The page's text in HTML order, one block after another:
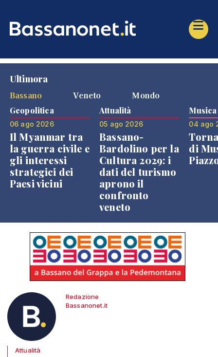
Ultimora
Bassano
Veneto Mondo
Geopolitica
06 ago 2026
Il Myanmar tra
la guerra civile e
gli interessi
strategici dei
Paesi vicini
Attualità
05 ago 2026
Bassano-
Bardolino per la
Cultura 2029: i
dati del turismo
aprono il
confronto
veneto
Musica
04 ago
di
Redazione
Bassanonet.it
Attualità